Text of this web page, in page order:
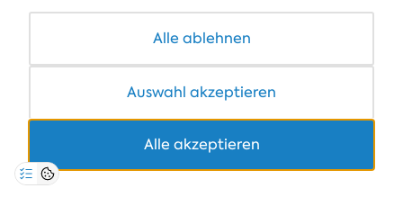
RESTAURANTS & BARS
COWORKING
+359 700 12 110
Alle ablehnen
Auswahl akzeptieren
Alle akzeptieren